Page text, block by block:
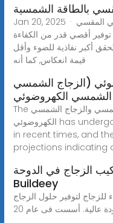
بالطاقة الشمسية
Jan 20, 2025 · يساعد الزجاج الشمسي المقسي PV علي تقليل
أقصي قدر من الكفاءة
أكبر نفاذية للضوء وأقل
قيمة انعكاس, كما أنه
(الزجاج الشمسي
الشمسي الكهروضوئي
The سوق الزجاج الكهروضوئي والزجاج الشمسي والزجاج الشمسي
الكهروضوئي has undergone rapid and substantial growth
in recent times, and
projections indicating
الزجاج في الدوحة |
Buildeey
لتوفير حلول الزجاج